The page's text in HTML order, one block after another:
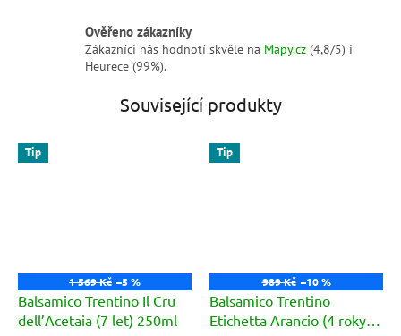
Ověřeno zákazníky
Zákazníci nás hodnotí skvěle na Mapy.cz (4,8/5) i
Heurece (99%).
Související produkty
Tip
1 569 Kč –5 %
Balsamico Trentino Il Cru
dell’Acetaia (7 let) 250ml
Tip
989 Kč –10 %
Balsamico Trentino
Etichetta Arancio (4 roky)